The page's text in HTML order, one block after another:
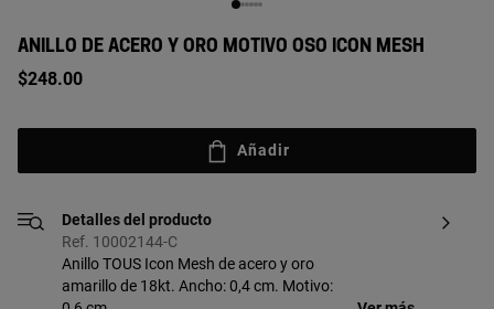
ANILLO DE ACERO Y ORO MOTIVO OSO ICON MESH
$248.00
Añadir
Detalles del producto
Ref. 10002144-C
Anillo TOUS Icon Mesh de acero y oro
amarillo de 18kt. Ancho: 0,4 cm. Motivo: